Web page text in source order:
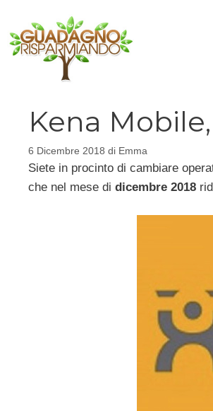
contenuto
Kena
6 Dicembre 2018 di Emma
Siete in procinto di cambiare
che nel mese di dicembre 2018